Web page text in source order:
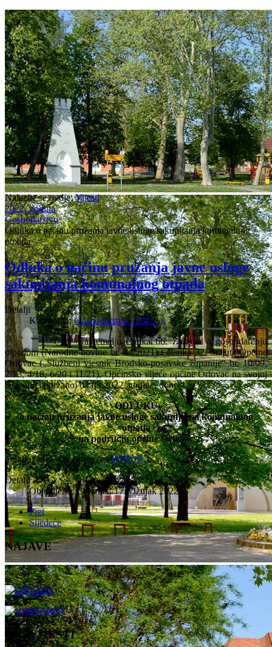
Nalazite se ovdje:Vijesti
2022. godina
Gospodarstvo
Odluka o načinu pružanja javne usluge sakupljanja komunalnog
otpada
Odluka o načinu pružanja javne usluge
sakupljanja komunalnog otpada
Detalji
Kategorija:Gospodarstvo - 2022.
Na temelju članka 66. Zakona o gospodarenju
otpadom (Narodne novine br. 84/2021) i članka 32. Statuta Općine
Oriovac („Službeni vjesnik Brodsko-posavske županije“ br. 10/09,
7/13, 4/18, 6/20 i 11/21), Općinsko vijeće općine Oriovac na svojoj
6.sjednici održanoj 01.03.2022. godine, donosi
ODLUKU
o načinu pružanja javne usluge sakupljanja komunalnog
otpada
na području općine Oriovac
Odluku je moguće preuzetiOVDJE.
Detalji
Objavljeno: Četvrtak, 17. Ožujak 2022.
Pret
Sljedeće
NAJAVE
OBAVIJESTI